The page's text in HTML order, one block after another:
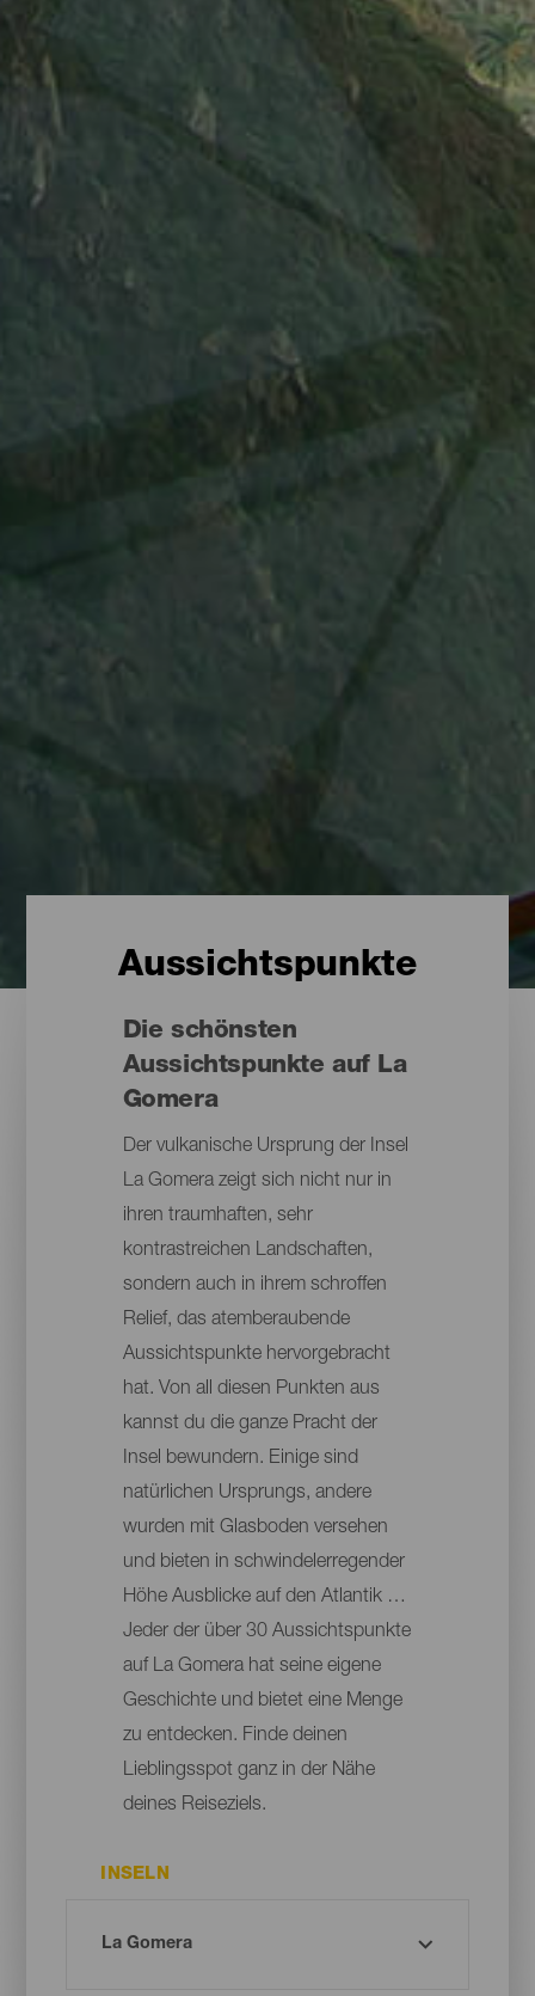
Aussichtspunkte
Die schönsten
Aussichtspunkte auf La
Gomera
Der vulkanische Ursprung der Insel
La Gomera zeigt sich nicht nur in
ihren traumhaften, sehr
kontrastreichen Landschaften,
sondern auch in ihrem schroffen
Relief, das atemberaubende
Aussichtspunkte hervorgebracht
hat. Von all diesen Punkten aus
kannst du die ganze Pracht der
Insel bewundern. Einige sind
natürlichen Ursprungs, andere
wurden mit Glasboden versehen
und bieten in schwindelerregender
Höhe Ausblicke auf den Atlantik …
Jeder der über 30 Aussichtspunkte
auf La Gomera hat seine eigene
Geschichte und bietet eine Menge
zu entdecken. Finde deinen
Lieblingsspot ganz in der Nähe
deines Reiseziels.
INSELN